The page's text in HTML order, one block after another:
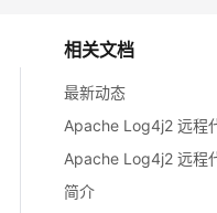
相关文档
最新动态
简介